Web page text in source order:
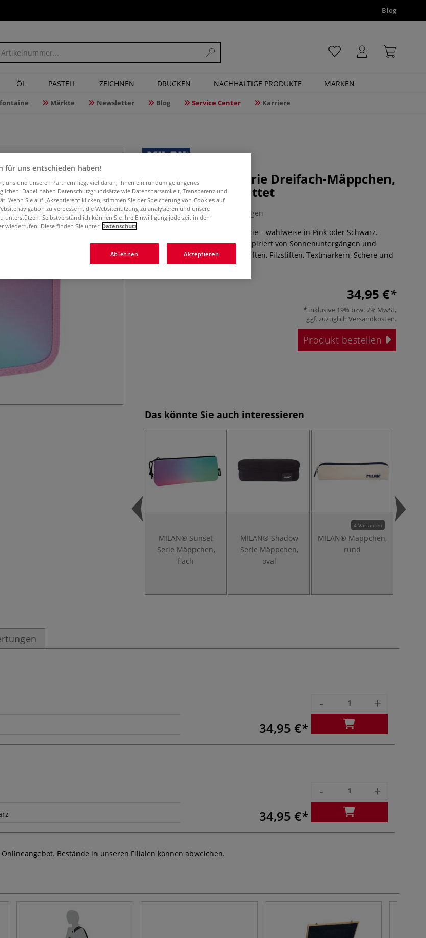
Blog
ÖL PASTELL ZEICHNEN DRUCKEN NACHHALTIGE PRODUKTE MARKEN
Märkte Newsletter Blog Service Center Karriere
MILAN® Sunset Serie Dreifach-Mäppchen,
komplett ausgestattet
0 Bewertungen
3-Fach-Mäppchen der Sunset Serie – wahlweise in Pink oder Schwarz.
Robust aus Ripstop-Polyester, inspiriert von Sonnenuntergängen und
komplett ausgestattet mit Buntstiften, Filzstiften, Textmarkern, Schere und
mehr.
Mehr
34,95 €
inklusive 19% bzw. 7% MwSt,
ggf. zuzüglich Versandkosten.
Produkt bestellen
Das könnte Sie auch interessieren
MILAN® Sunset
Serie Mäppchen,
flach
MILAN® Shadow
Serie Mäppchen,
oval
4 Varianten
MILAN® Mäppchen,
rund
34,95 €
- +
34,95 €
- +
Bestände in unseren Filialen können abweichen.
für uns entschieden haben!
uns und unseren Partnern liegt viel daran, Ihnen ein rundum gelungenes
Dabei haben Datenschutzgrundsätze wie Datensparsamkeit, Transparenz und
Wenn Sie auf „Akzeptieren“ klicken, stimmen Sie der Speicherung von Cookies auf
zu verbessern, die Websitenutzung zu analysieren und unsere
unterstützen. Selbstverständlich können Sie Ihre Einwilligung jederzeit in den
wiederrufen. Diese finden Sie unter Datenschutz
Ablehnen Akzeptieren